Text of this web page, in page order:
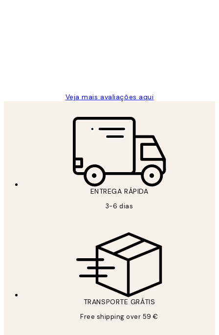
Veja mais avaliações aqui
ENTREGA RÁPIDA
3-6 dias
TRANSPORTE GRÁTIS
Free shipping over 59 €